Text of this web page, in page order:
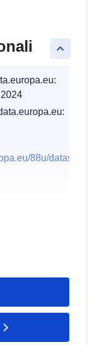
keyboard_arrow_up
88u/dataset/